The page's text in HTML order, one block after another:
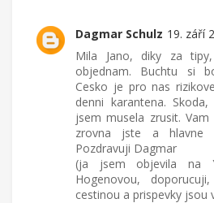
Dagmar Schulz 19. září
Mila Jano, diky za
objednam. Buchtu si
Cesko je pro nas
denni karantena.
jsem musela zrusit.
zrovna jste a hlavne
Pozdravuji Dagmar
(ja jsem objevila na
Hogenovou,
cestinou a prispevky jsou